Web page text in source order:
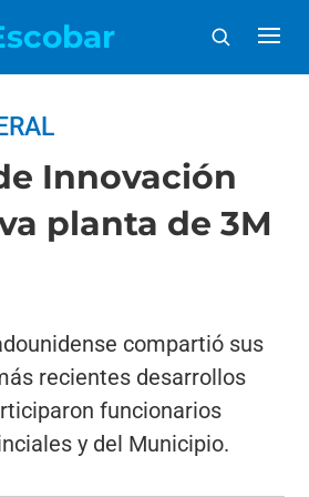
Innovación
planta de 3M
compartió sus
recientes desarrollos
funcionarios
y del Municipio.